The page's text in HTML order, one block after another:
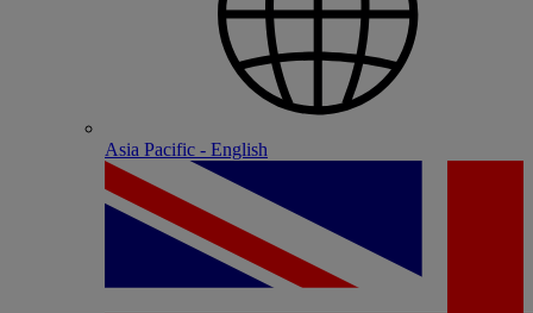
Asia Pacific - English